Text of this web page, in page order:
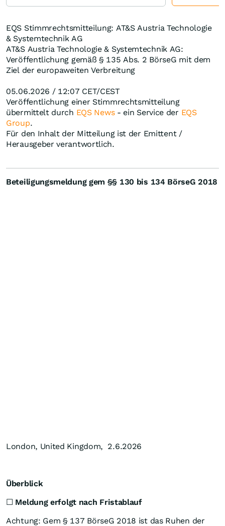
EQS Stimmrechtsmitteilung: AT&S Austria Technologie
& Systemtechnik AG
AT&S Austria Technologie & Systemtechnik AG:
Veröffentlichung gemäß § 135 Abs. 2 BörseG mit dem
Ziel der europaweiten Verbreitung
05.06.2026 / 12:07 CET/CEST
Veröffentlichung einer Stimmrechtsmitteilung
übermittelt durch EQS News- ein Service der EQS
Group.
Für den Inhalt der Mitteilung ist der Emittent /
Herausgeber verantwortlich.
Beteiligungsmeldung gem §§ 130 bis 134 BörseG 2018
London, United Kingdom, 2.6.2026
Überblick
☐ Meldung erfolgt nach Fristablauf
Achtung: Gem § 137 BörseG 2018 ist das Ruhen der